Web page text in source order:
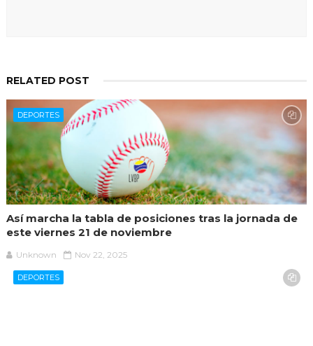
RELATED POST
DEPORTES
Así marcha la tabla de posiciones tras la jornada de
este viernes 21 de noviembre
Unknown Nov 22, 2025
DEPORTES